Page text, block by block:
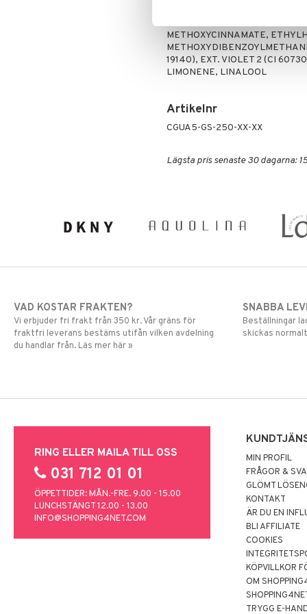
METHOXYCINNAMATE,
19140), EXT. VIOLET 2 (CI
LIMONENE, LINALOOL
Artikelnr
CGUA5-GS-250-XX-XX
Lägsta pris senaste 30 dagarna:
VAD KOSTAR FRAKTEN?
Vi erbjuder fri frakt från 350 kr. Vår gräns för
fraktfri leverans bestäms utifån vilken avdelning
du handlar från. Läs mer här »
SNABBA
Beställningar
skickas
RING ELLER MAILA TILL OSS
031 712 01 01
ÖPPETTIDER: MÅN.-FRE. 9.00 - 15.00
LUNCHSTÄNGT 12.00 - 13.00
INFO@SHOPPING4NET.COM
MIN PROFIL
FRÅGOR &
GLÖMT
KONTAKT
ÄR DU EN
BLI AFFILIATE
COOKIES
KÖPVILLKOR
OM
TRYGG E-